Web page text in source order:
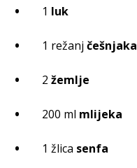
1 luk
1 režanj češnjaka
2 žemlje
200 ml mlijeka
1 žlica senfa